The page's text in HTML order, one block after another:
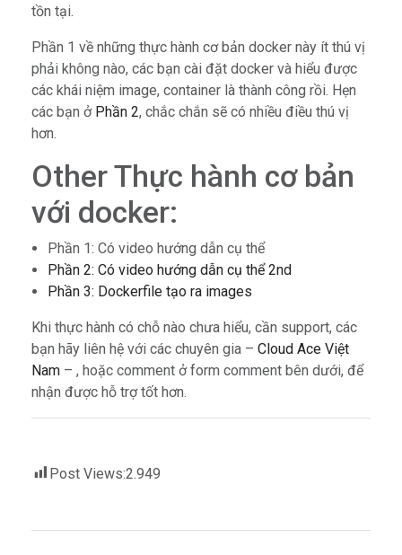
tồn tại.
Phần 1 về những thực hành cơ bản docker này ít thú vị
phải không nào, các bạn cài đặt docker và hiểu được
các khái niệm image, container là thành công rồi. Hẹn
các bạn ở Phần 2, chắc chắn sẽ có nhiều điều thú vị
hơn.
Other Thực hành cơ bản
với docker:
Phần 1: Có video hướng dẫn cụ thể
Phần 2: Có video hướng dẫn cụ thể 2nd
Phần 3: Dockerfile tạo ra images
Khi thực hành có chỗ nào chưa hiểu, cần support, các
bạn hãy liên hệ với các chuyên gia – Cloud Ace Việt
Nam – , hoặc comment ở form comment bên dưới, để
nhận được hỗ trợ tốt hơn.
Post Views:2.949